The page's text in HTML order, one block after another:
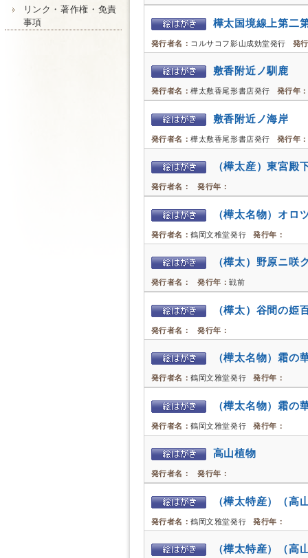
リンク・著作権・免責
事項
樺太国境線上第二
発行者名： コルサコフ影山成効堂発行 発
敷香附近ノ馴鹿
発行者名：樺太敷香尾形書店発行 発行年：
敷香附近ノ海岸
発行者名：樺太敷香尾形書店発行 発行年：
（樺太産）東宮殿
発行者名： 発行年：
（樺太名物）オロ
発行者名：鶴岡文稚堂発行 発行年：
（樺太）野原ニ咲
発行者名： 発行年：戦前
（樺太）谷間の姫
発行者名： 発行年：
（樺太名物）霜の
発行者名：鶴岡文雅堂発行 発行年：
（樺太名物）霜の
発行者名：鶴岡文雅堂発行 発行年：
高山植物
発行者名： 発行年：
（樺太特産）（高
発行者名：鶴岡文雅堂発行 発行年：
（樺太特産）（高